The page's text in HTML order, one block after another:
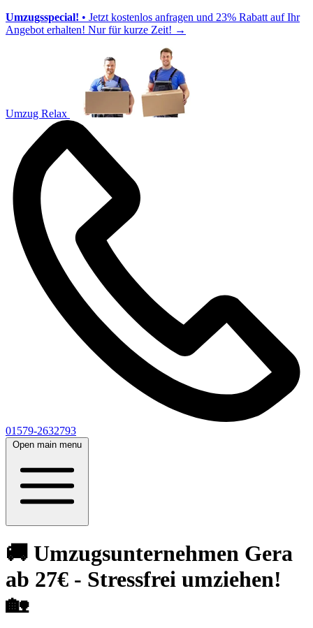
Umzugsspecial! • Jetzt kostenlos anfragen und 23% Rabatt auf Ihr
Angebot erhalten! Nur für kurze Zeit! →
Umzug Relax
01579-2632793
Open main menu
🚚 Umzugsunternehmen Gera
ab 27€ - Stressfrei umziehen!
🏡